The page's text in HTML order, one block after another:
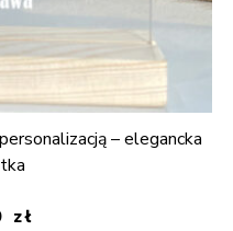
– elegancka
zł